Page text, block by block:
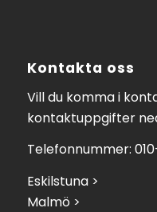
Kontakta oss
Vill du komma i
kontaktuppgifter
Telefonnummer:
Eskilstuna >
Malmö >